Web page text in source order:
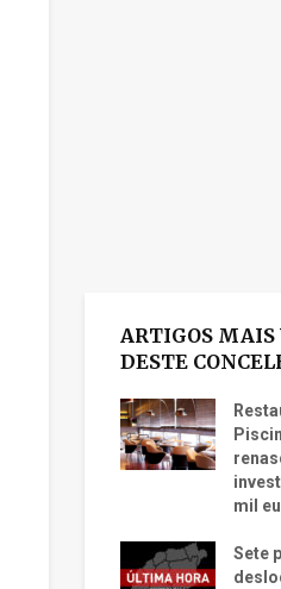
ARTIGOS MAIS
DESTE
mil
Sete